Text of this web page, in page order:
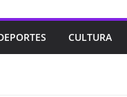
CULTURA